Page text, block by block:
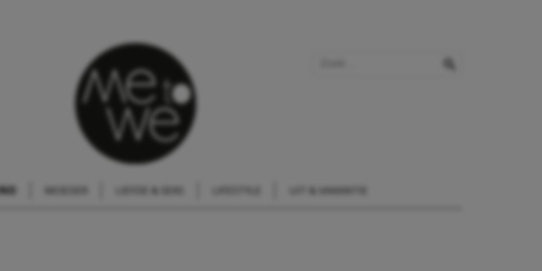
MOEDER LIEFDE & SEKS UIT & VAKANTIE